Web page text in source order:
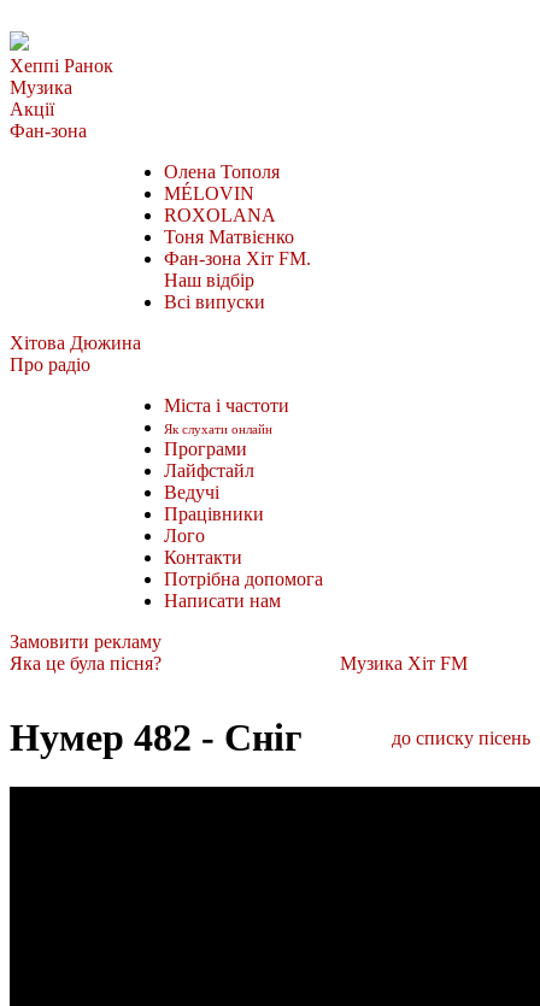
Хеппі Ранок
Музика
Акції
Фан-зона
Олена Тополя
MÉLOVIN
ROXOLANA
Тоня Матвієнко
Фан-зона Хіт FM.
Наш відбір
Всі випуски
Хітова Дюжина
Про радіо
Міста і частоти
Як слухати онлайн
Програми
Лайфстайл
Ведучі
Працівники
Лого
Контакти
Потрібна допомога
Написати нам
Замовити рекламу
Яка це була пісня?
Музика Хіт FM
Нумер 482 - Сніг до списку пісень